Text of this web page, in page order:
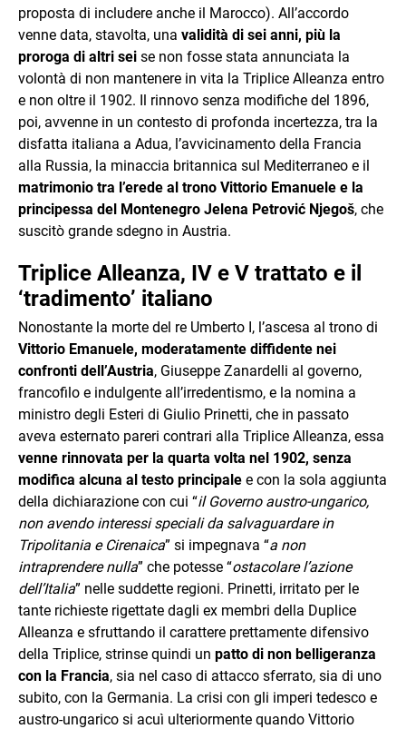
proposta di includere anche il Marocco). All’accordo
venne data, stavolta, una validità di sei anni, più la
proroga di altri sei se non fosse stata annunciata la
volontà di non mantenere in vita la Triplice Alleanza entro
e non oltre il 1902. Il rinnovo senza modifiche del 1896,
poi, avvenne in un contesto di profonda incertezza, tra la
disfatta italiana a Adua, l’avvicinamento della Francia
alla Russia, la minaccia britannica sul Mediterraneo e il
matrimonio tra l’erede al trono Vittorio Emanuele e la
principessa del Montenegro Jelena Petrović Njegoš, che
suscitò grande sdegno in Austria.
Triplice Alleanza, IV e V trattato e il
‘tradimento’ italiano
Nonostante la morte del re Umberto I, l’ascesa al trono di
Vittorio Emanuele, moderatamente diffidente nei
confronti dell’Austria, Giuseppe Zanardelli al governo,
francofilo e indulgente all’irredentismo, e la nomina a
ministro degli Esteri di Giulio Prinetti, che in passato
aveva esternato pareri contrari alla Triplice Alleanza, essa
venne rinnovata per la quarta volta nel 1902, senza
modifica alcuna al testo principale e con la sola aggiunta
della dichiarazione con cui “il Governo austro-ungarico,
non avendo interessi speciali da salvaguardare in
Tripolitania e Cirenaica” si impegnava “a non
intraprendere nulla” che potesse “ostacolare l’azione
dell’Italia” nelle suddette regioni. Prinetti, irritato per le
tante richieste rigettate dagli ex membri della Duplice
Alleanza e sfruttando il carattere prettamente difensivo
della Triplice, strinse quindi un patto di non belligeranza
con la Francia, sia nel caso di attacco sferrato, sia di uno
subito, con la Germania. La crisi con gli imperi tedesco e
austro-ungarico si acuì ulteriormente quando Vittorio